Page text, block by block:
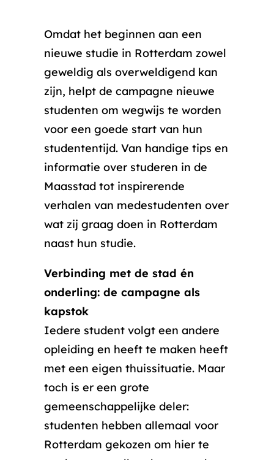
Omdat het beginnen aan een
nieuwe studie in Rotterdam zowel
geweldig als overweldigend kan
zijn, helpt de campagne nieuwe
studenten om wegwijs te worden
voor een goede start van hun
studententijd. Van handige tips en
informatie over studeren in de
Maasstad tot inspirerende
verhalen van medestudenten over
wat zij graag doen in Rotterdam
naast hun studie.
Verbinding met de stad én
onderling: de campagne als
kapstok
Iedere student volgt een andere
opleiding en heeft te maken heeft
met een eigen thuissituatie. Maar
toch is er een grote
gemeenschappelijke deler:
studenten hebben allemaal voor
Rotterdam gekozen om hier te